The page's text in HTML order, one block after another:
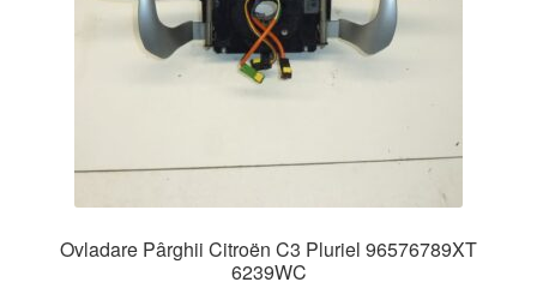
Ovladare Pârghii Citroën C3 Pluriel 96576789XT
6239WC